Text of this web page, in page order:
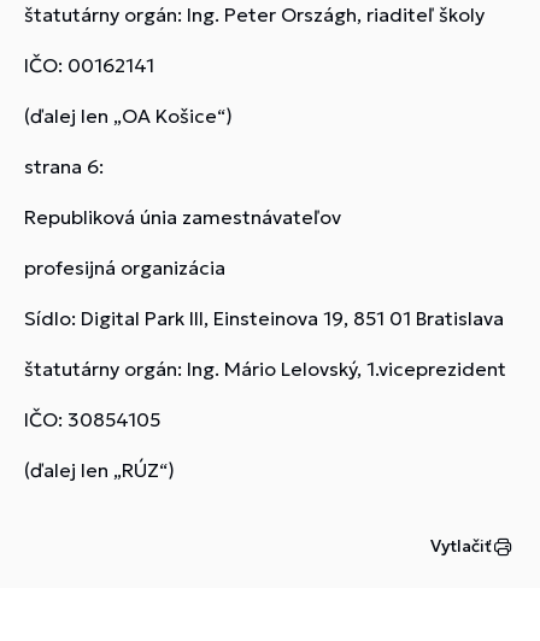
štatutárny orgán: Ing. Peter Országh, riaditeľ školy
IČO: 00162141
(ďalej len „OA Košice“)
strana 6:
Republiková únia zamestnávateľov
profesijná organizácia
Sídlo: Digital Park III, Einsteinova 19, 851 01 Bratislava
štatutárny orgán: Ing. Mário Lelovský, 1.viceprezident
IČO: 30854105
(ďalej len „RÚZ“)
Vytlačiť